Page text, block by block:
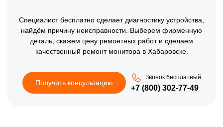
Специалист бесплатно сделает диагностику устройства,
найдём причину неисправности. Выберем фирменную
деталь, скажем цену ремонтных работ и сделаем
качественный ремонт монитора в Хабаровске.
Получить консультацию
Звонок бесплатный
+7 (800) 302-77-49